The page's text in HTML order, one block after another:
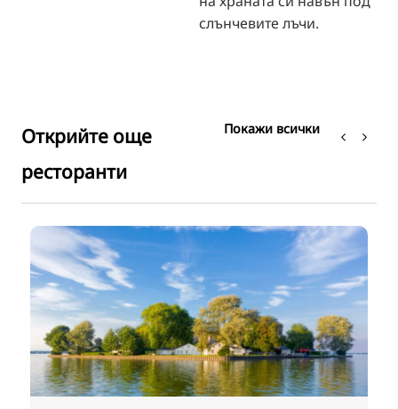
слънчевите лъчи.
Открийте още
ресторанти
Покажи всички